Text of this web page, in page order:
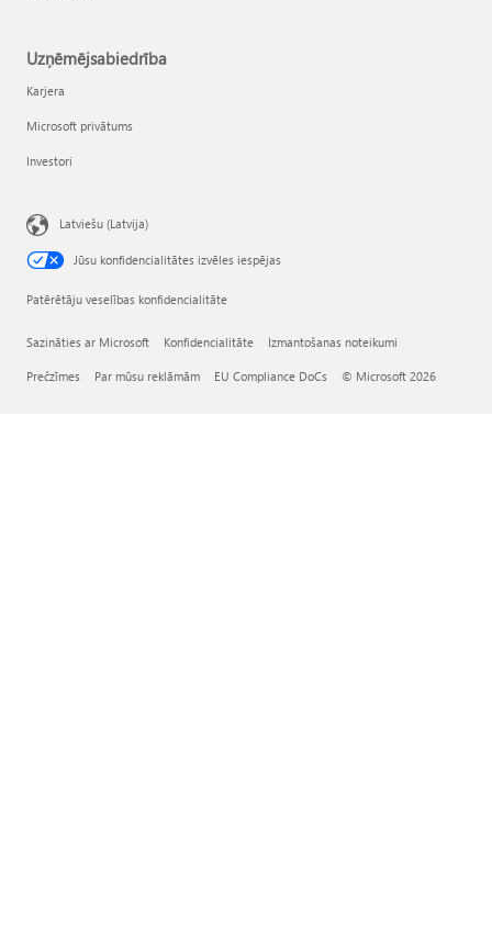
Uzņēmējsabiedrība
Karjera
Microsoft privātums
Investori
Latviešu (Latvija)
Jūsu konfidencialitātes izvēles iespējas
Patērētāju veselības konfidencialitāte
Sazināties ar Microsoft Konfidencialitāte Izmantošanas noteikumi
Prečzīmes Par mūsu reklāmām EU Compliance DoCs © Microsoft 2026